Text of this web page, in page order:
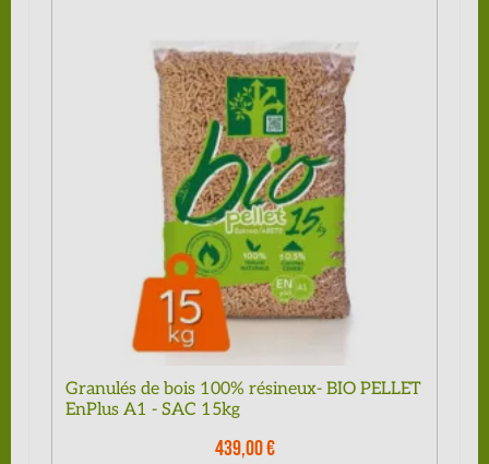
Granulés de bois 100% résineux- BIO PELLET
EnPlus A1 - SAC 15kg
439,00 €